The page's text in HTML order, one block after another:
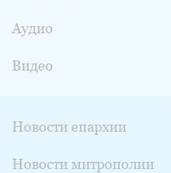
Аудио
Видео
Новости епархии
Новости митрополии